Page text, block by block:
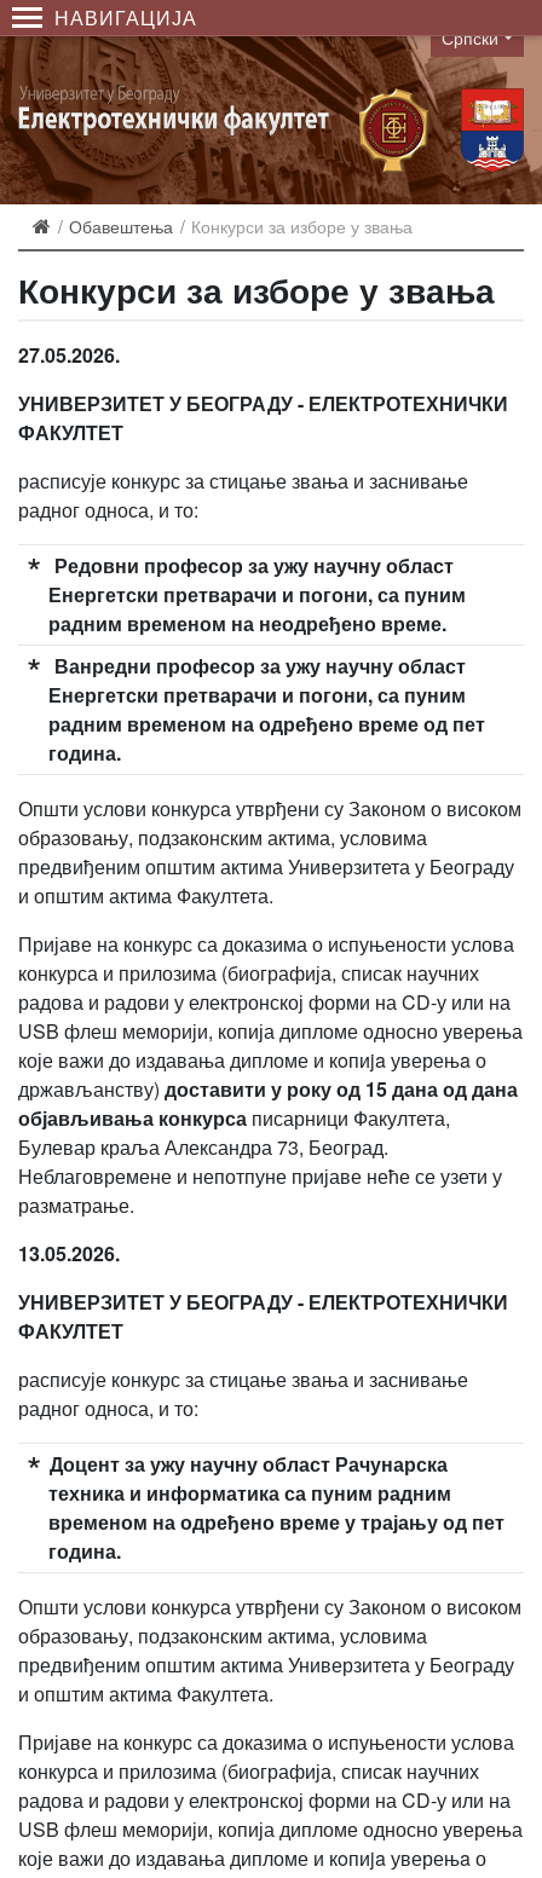
НАВИГАЦИЈА
Language
Српски
Обавештења Конкурси за изборе у звања
Конкурси за изборе у звања
27.05.2026.
УНИВЕРЗИТЕТ У БЕОГРАДУ - ЕЛЕКТРОТЕХНИЧКИ
ФАКУЛТЕТ
расписује конкурс за стицање звања и заснивање
радног односа, и то:
Редовни професор за ужу научну област
Енергетски претварачи и погони, са пуним
радним временом на неодређено време.
Ванредни професор за ужу научну област
Енергетски претварачи и погони, са пуним
радним временом на одређено време од пет
година.
Општи услови конкурса утврђени су Законом о високом
образовању, подзаконским актима, условима
предвиђеним општим актима Универзитета у Београду
и општим актима Факултета.
Пријаве на конкурс са доказима о испуњености услова
конкурса и прилозима (биографија, списак научних
радова и радови у електронској форми на CD-у или на
USB флеш меморији, копија дипломе односно уверења
које важи до издавања дипломе и кoпиja уверењa о
држављанству) доставити у року од 15 дана од дана
објављивања конкурса писарници Факултета,
Булевар краља Александра 73, Београд.
Неблаговремене и непотпуне пријаве неће се узети у
разматрање.
13.05.2026.
УНИВЕРЗИТЕТ У БЕОГРАДУ - ЕЛЕКТРОТЕХНИЧКИ
ФАКУЛТЕТ
расписује конкурс за стицање звања и заснивање
радног односа, и то:
Доцент за ужу научну област Рачунарска
техника и информатикаса пуним радним
временом на одређено време у трајању од пет
година.
Општи услови конкурса утврђени су Законом о високом
образовању, подзаконским актима, условима
предвиђеним општим актима Универзитета у Београду
и општим актима Факултета.
Пријаве на конкурс са доказима о испуњености услова
конкурса и прилозима (биографија, списак научних
радова и радови у електронској форми на CD-у или на
USB флеш меморији, копија дипломе односно уверења
које важи до издавања дипломе и кoпиja уверењa о